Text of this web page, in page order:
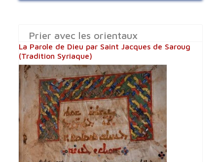
Prier avec les orientaux
La Parole de Dieu par Saint Jacques de Saroug
(Tradition Syriaque)